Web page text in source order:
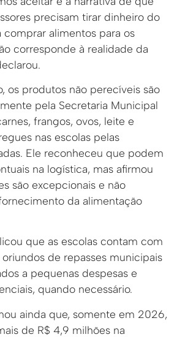
precisam tirar dinheiro do
comprar alimentos para os
corresponde à realidade da
os produtos não perecíveis são
pela Secretaria Municipal
frangos, ovos, leite e
nas escolas pelas
Ele reconheceu que podem
na logística, mas afirmou
são excepcionais e não
da alimentação
que as escolas contam com
de repasses municipais
a pequenas despesas e
quando necessário.
ainda que, somente em 2026,
de R$ 4,9 milhões na